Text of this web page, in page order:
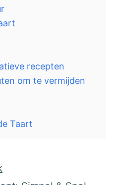
recepten
om te vermijden
Taart